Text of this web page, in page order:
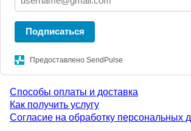
Подписаться
Предоставлено SendPulse
Menu
footer
Способы оплаты и доставка
Как получить услугу
Согласие на обработку персональных